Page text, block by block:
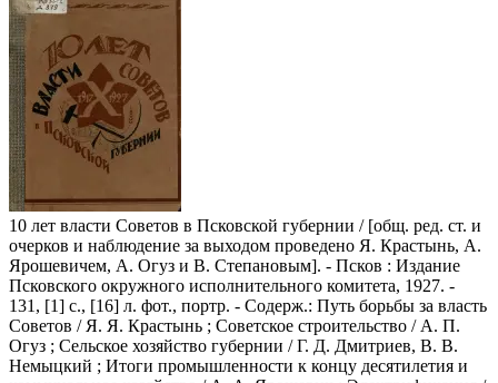
10 лет власти Советов в Псковской губернии / [общ. ред. ст. и
очерков и наблюдение за выходом проведено Я. Крастынь, А.
Ярошевичем, А. Огуз и В. Степановым]. - Псков : Издание
Псковского окружного исполнительного комитета, 1927. -
131, [1] с., [16] л. фот., портр. - Содерж.: Путь борьбы за власть
Советов / Я. Я. Крастынь ; Советское строительство / А. П.
Огуз ; Сельское хозяйство губернии / Г. Д. Дмитриев, В. В.
Немыцкий ; Итоги промышленности к концу десятилетия и